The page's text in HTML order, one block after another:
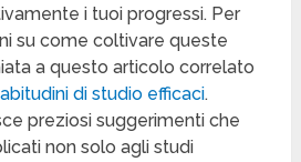
i tuoi progressi. Per
su come coltivare queste
a questo articolo correlato
di studio efficaci.
preziosi suggerimenti che
non solo agli studi